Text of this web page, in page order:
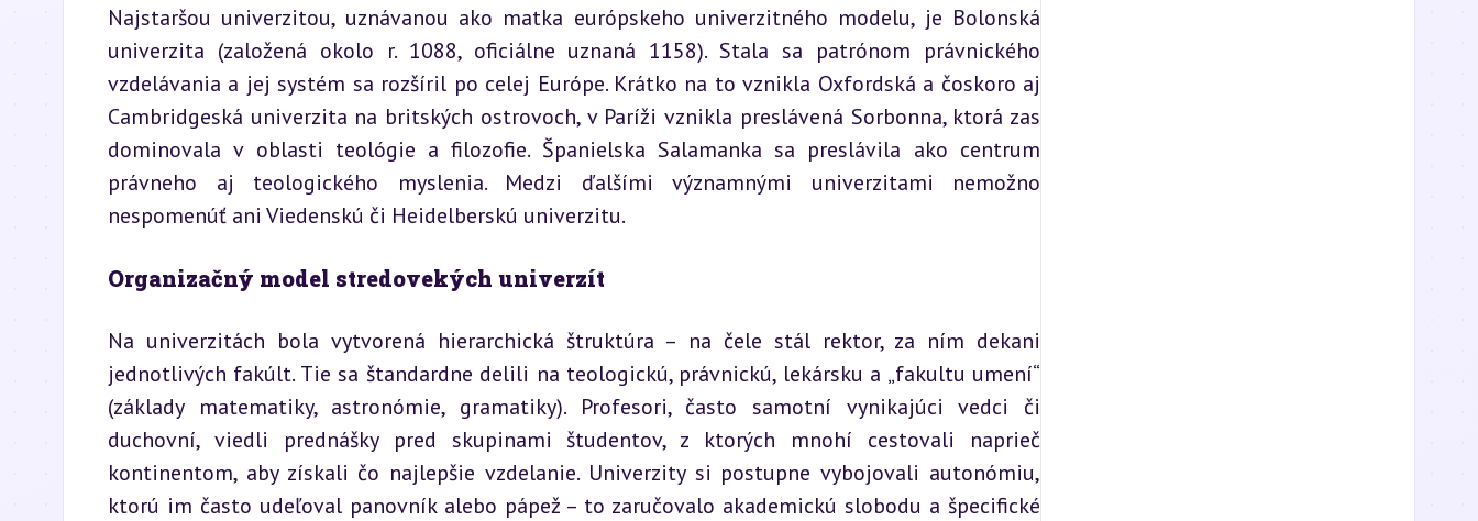
Najstaršou univerzitou, uznávanou ako matka európskeho univerzitného modelu, je Bolonská
univerzita (založená okolo r. 1088, oficiálne uznaná 1158). Stala sa patrónom právnického
vzdelávania a jej systém sa rozšíril po celej Európe. Krátko na to vznikla Oxfordská a čoskoro aj
Cambridgeská univerzita na britských ostrovoch, v Paríži vznikla preslávená Sorbonna, ktorá zas
dominovala v oblasti teológie a filozofie. Španielska Salamanka sa preslávila ako centrum
právneho aj teologického myslenia. Medzi ďalšími významnými univerzitami nemožno
nespomenúť ani Viedenskú či Heidelberskú univerzitu.
Organizačný model stredovekých univerzít
Na univerzitách bola vytvorená hierarchická štruktúra – na čele stál rektor, za ním dekani
jednotlivých fakúlt. Tie sa štandardne delili na teologickú, právnickú, lekársku a „fakultu umení“
(základy matematiky, astronómie, gramatiky). Profesori, často samotní vynikajúci vedci či
duchovní, viedli prednášky pred skupinami študentov, z ktorých mnohí cestovali naprieč
kontinentom, aby získali čo najlepšie vzdelanie. Univerzity si postupne vybojovali autonómiu,
ktorú im často udeľoval panovník alebo pápež – to zaručovalo akademickú slobodu a špecifické